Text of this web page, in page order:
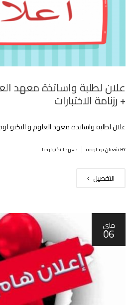
علان لطلبة واساتذة معهد
+ رزنامة الاختبارات
علان لطلبة واساتذة معهد العلوم و التكنو
BY شعبان بوحلوفة معهد التكنولوجيا
التفصيل
ماي
06